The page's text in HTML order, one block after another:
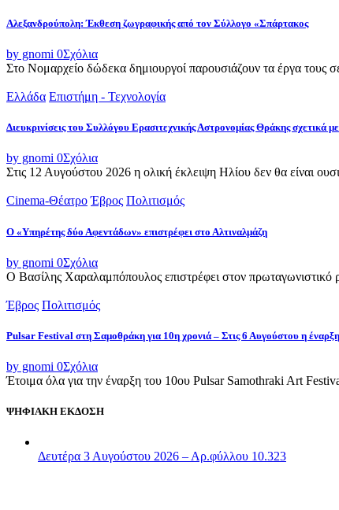
Αλεξανδρούπολη: Έκθεση ζωγραφικής από τον Σύλλογο «Σπάρτακος
by gnomi 0Σχόλια
Στο Νομαρχείο δώδεκα δημιουργοί παρουσιάζουν τα έργα τους
Ελλάδα Επιστήμη - Τεχνολογία
Διευκρινίσεις του Συλλόγου Ερασιτεχνικής Αστρονομίας Θράκης σχετικά
by gnomi 0Σχόλια
Στις 12 Αυγούστου 2026 η ολική έκλειψη Ηλίου δεν θα είναι
Cinema-Θέατρο Έβρος Πολιτισμός
Ο «Υπηρέτης δύο Αφεντάδων» επιστρέφει στο Αλτιναλμάζη
by gnomi 0Σχόλια
Ο Βασίλης Χαραλαμπόπουλος επιστρέφει στον
Έβρος Πολιτισμός
Pulsar Festival στη Σαμοθράκη για 10η χρονιά – Στις 6 Αυγούστου η έναρξη
by gnomi 0Σχόλια
Έτοιμα όλα για την έναρξη του 10ου Pulsar Samothraki Art
ΨΗΦΙΑΚΗ ΕΚΔΟΣΗ
Δευτέρα 3 Αυγούστου 2026 – Αρ.φύλλου 10.323